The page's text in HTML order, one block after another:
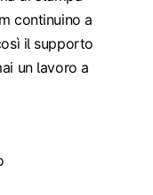
continuino a
il supporto
un lavoro a